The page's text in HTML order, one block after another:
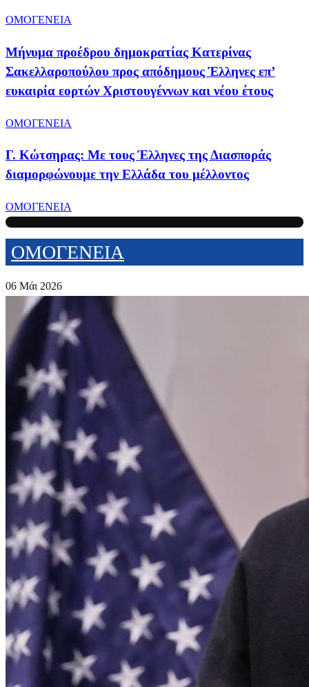
ΟΜΟΓΕΝΕΙΑ
Μήνυμα προέδρου δημοκρατίας Κατερίνας
Σακελλαροπούλου προς απόδημους Έλληνες επ’
ευκαιρία εορτών Χριστουγέννων και νέου έτους
ΟΜΟΓΕΝΕΙΑ
Γ. Κώτσηρας: Με τους Έλληνες της Διασποράς
διαμορφώνουμε την Ελλάδα του μέλλοντος
ΟΜΟΓΕΝΕΙΑ
ΟΜΟΓΕΝΕΙΑ
06 Μάι 2026